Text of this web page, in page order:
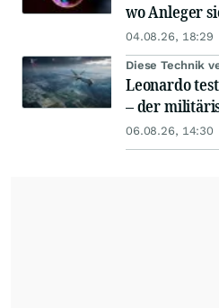
wo Anleger
04.08.26, 18:29
Diese Technik
Leonardo
– der
06.08.26, 14:30